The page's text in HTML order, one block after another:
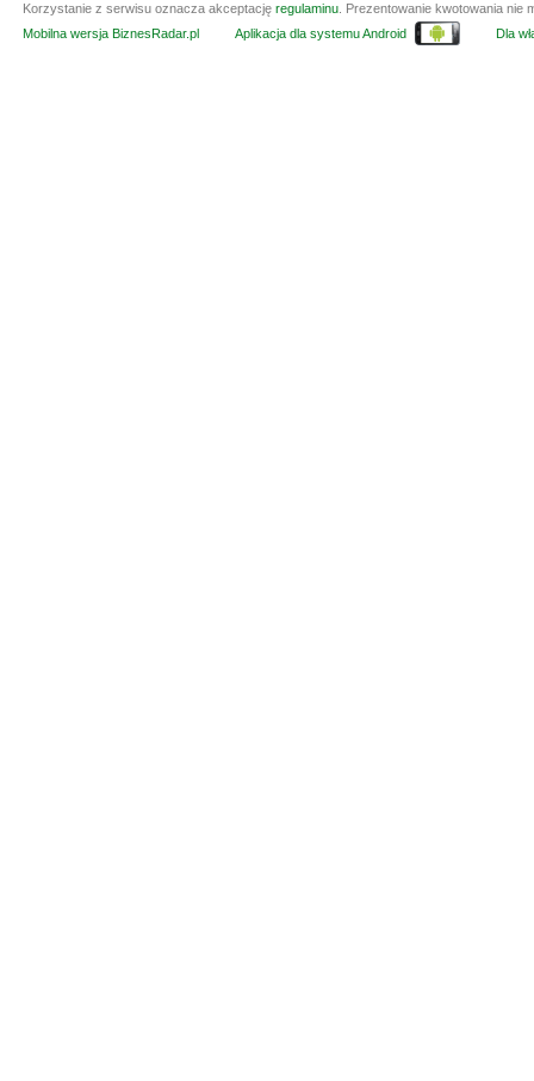
Korzystanie z serwisu oznacza akceptację regulaminu . Prezentowanie kwotowania
Mobilna wersja BiznesRadar.pl
Aplikacja dla systemu Android Dla